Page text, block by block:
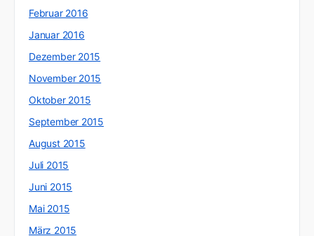
Februar 2016
Januar 2016
Dezember 2015
November 2015
Oktober 2015
September 2015
August 2015
Juli 2015
Juni 2015
Mai 2015
März 2015